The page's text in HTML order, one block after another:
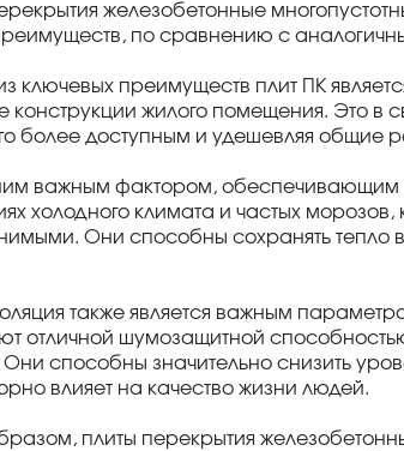
железобетонные
по сравнению с
ключевых преимуществ плит ПК
конструкции жилого помещения. Это в
более доступным и удешевляя общие
важным фактором, обеспечивающим
холодного климата и частых
Они способны сохранять тепло
также является важным
отличной шумозащитной
способны значительно снизить
влияет на качество жизни людей.
плиты перекрытия